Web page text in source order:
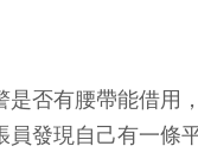
否有腰帶能借
發現自己有一條